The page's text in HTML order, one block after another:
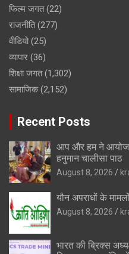
फिल्म जगत(22)
राजनीति(277)
वीडियो(25)
व्यापार (36)
शिक्षा जगत(1,302)
सामाजिक(2,152)
Recent Posts
आप और हम ने
हनुमान चालीसा पाठ
August 8, 2026
यौन अपराधों के
August 8, 2026
भारत की ब्रिक्‍स